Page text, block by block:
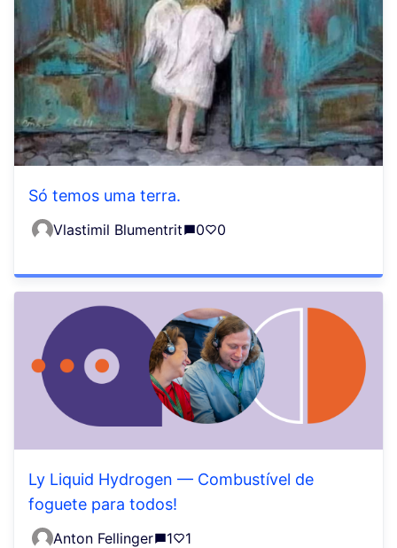
Só temos uma terra.
Vlastimil Blumentrit 0 0
Ly Liquid Hydrogen — Combustível de
foguete para todos!
Anton Fellinger 1 1